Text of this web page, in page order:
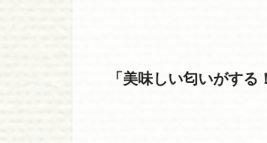
「美味しい匂いがする